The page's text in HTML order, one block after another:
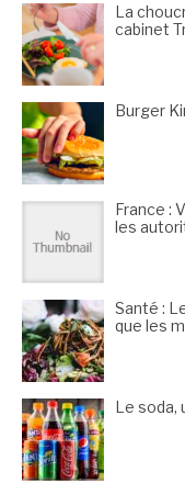
La
cabinet
Burger
France :
les
Santé :
que les
Le soda,